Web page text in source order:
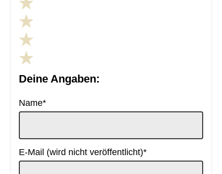
Deine Angaben:
Pflichtfeld
Name*
Pflichtfeld
E-Mail (wird nicht veröffentlicht)*